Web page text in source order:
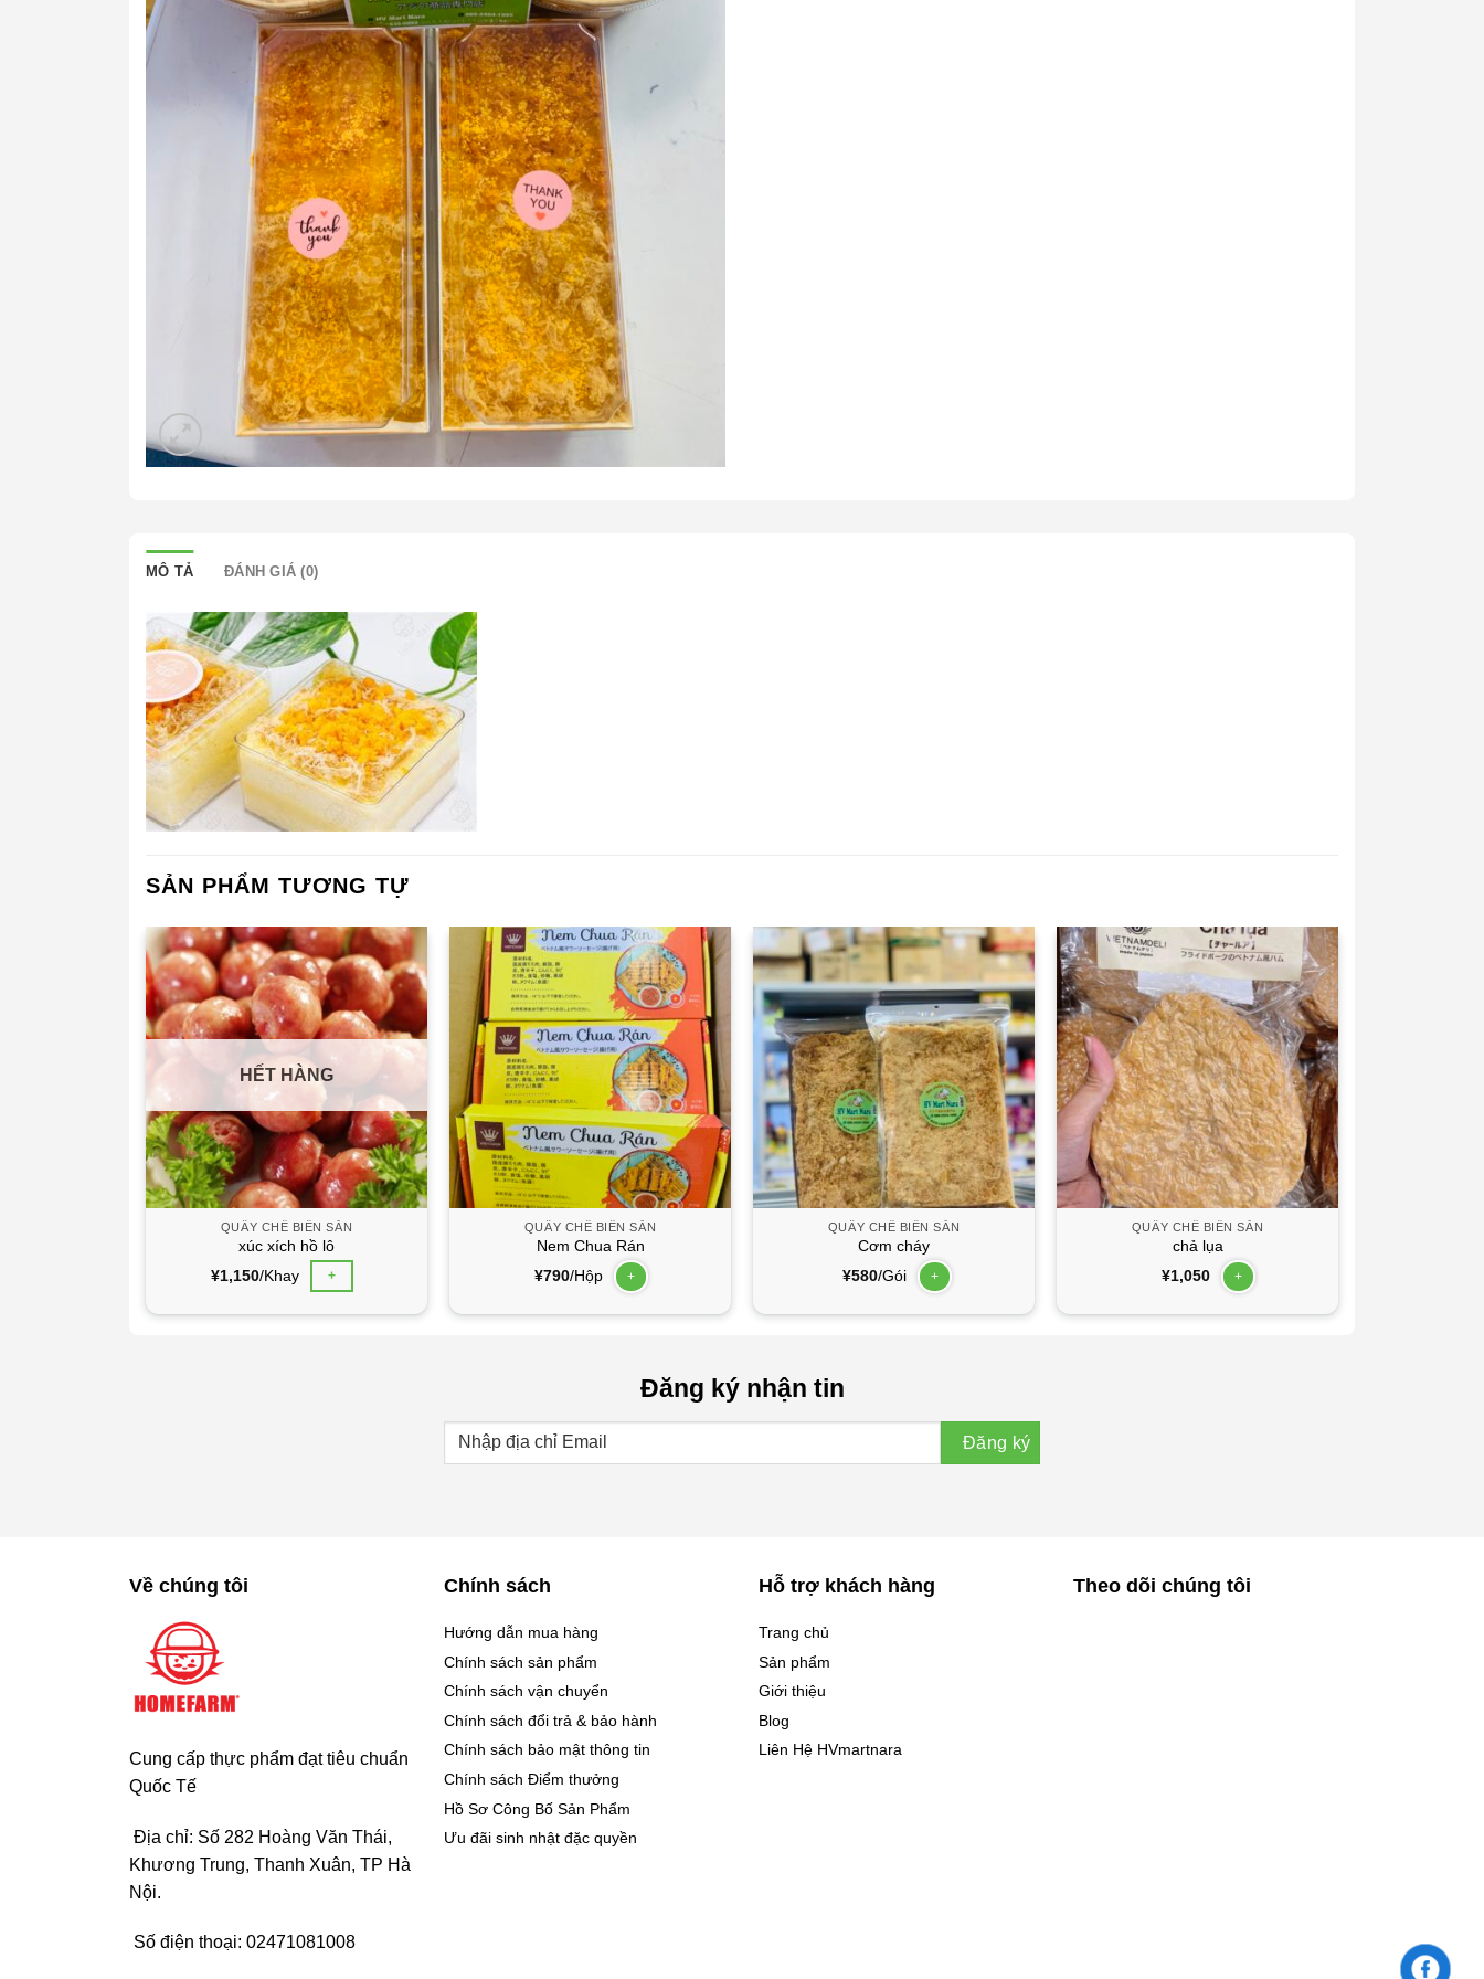
MÔ TẢ ĐÁNH GIÁ (0)
SẢN PHẨM TƯƠNG TỰ
HẾT HÀNG
QUẦY CHẾ BIẾN SẴN
xúc xích hồ lô
¥1,150/Khay +
QUẦY CHẾ BIẾN SẴN
Nem Chua Rán
¥790/Hộp +
QUẦY CHẾ BIẾN SẴN
Cơm cháy
¥580/Gói +
QUẦY CHẾ BIẾN SẴN
chả lụa
¥1,050 +
Đăng ký nhận tin
Về chúng tôi
Cung cấp thực phẩm đạt tiêu chuẩn
Quốc Tế
Địa chỉ: Số 282 Hoàng Văn Thái,
Khương Trung, Thanh Xuân, TP Hà
Nội.
Số điện thoại: 02471081008
Chính sách
Hướng dẫn mua hàng
Chính sách sản phẩm
Chính sách vận chuyển
Chính sách đổi trả & bảo hành
Chính sách bảo mật thông tin
Chính sách Điểm thưởng
Hồ Sơ Công Bố Sản Phẩm
Ưu đãi sinh nhật đặc quyền
Hỗ trợ khách hàng
Trang chủ
Sản phẩm
Giới thiệu
Blog
Liên Hệ HVmartnara
Theo dõi chúng tôi